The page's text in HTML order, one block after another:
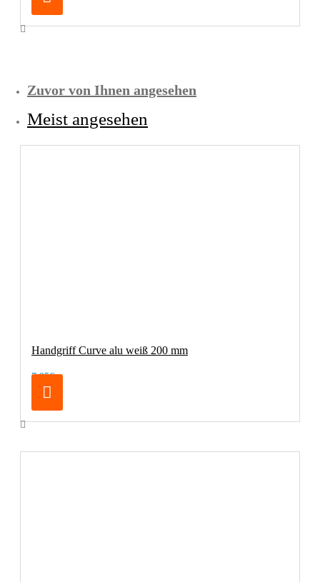
Zuvor von Ihnen angesehen
Meist angesehen
Handgriff Curve alu weiß 200 mm
7,95€